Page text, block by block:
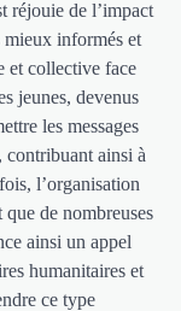
réjouie de l’impact
mieux informés et
et collective face
jeunes, devenus
les messages
contribuant ainsi à
l’organisation
que de nombreuses
ainsi un appel
humanitaires et
ce type